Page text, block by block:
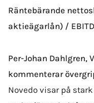
Räntebärande
aktieägarlån) /
Per-Johan Dahlgren,
kommenterar
Novedo visar på